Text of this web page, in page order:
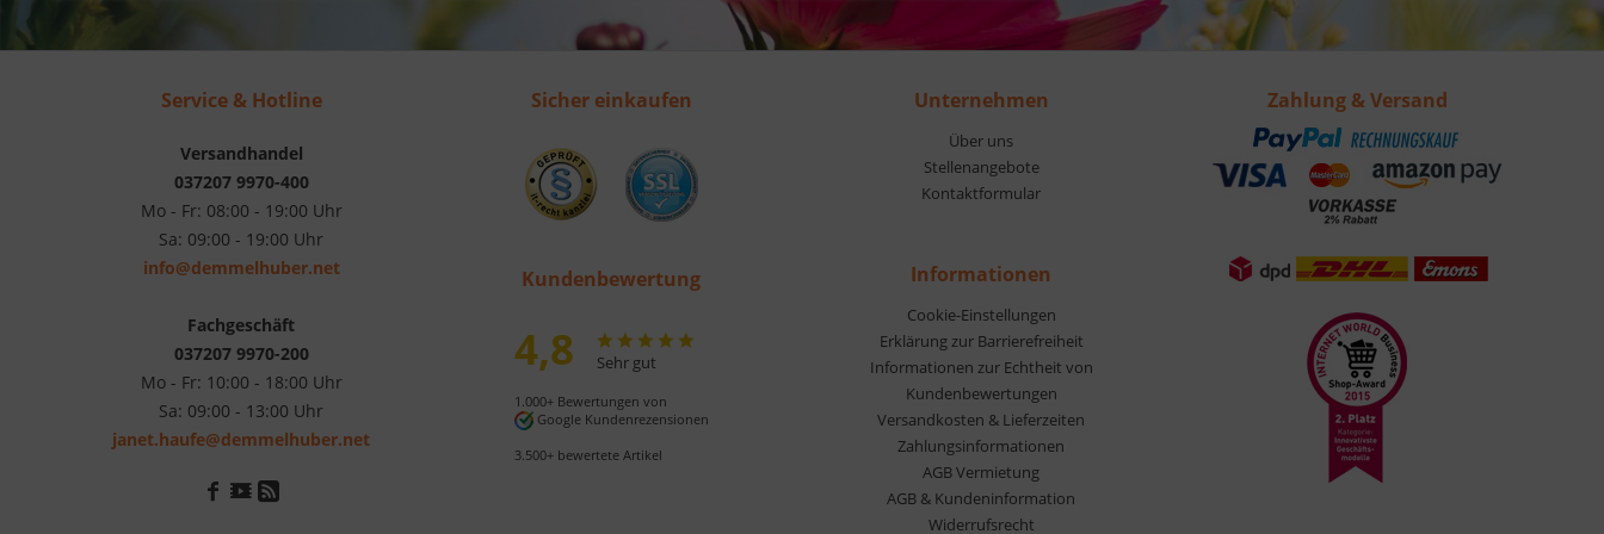
Service & Hotline
Versandhandel
037207 9970-400
Mo - Fr: 08:00 - 19:00 Uhr
Sa: 09:00 - 19:00 Uhr
info@demmelhuber.net
Fachgeschäft
037207 9970-200
Mo - Fr: 10:00 - 18:00 Uhr
Sa: 09:00 - 13:00 Uhr
janet.haufe@demmelhuber.net
Sicher einkaufen
Kundenbewertung
4,8 Sehr gut
1.000+ Bewertungen von
Google Kundenrezensionen
3.500+ bewertete Artikel
Unternehmen
Über uns
Stellenangebote
Kontaktformular
Informationen
Cookie-Einstellungen
Erklärung zur Barrierefreiheit
Informationen zur Echtheit von
Kundenbewertungen
Versandkosten & Lieferzeiten
Zahlungsinformationen
AGB Vermietung
AGB & Kundeninformation
Widerrufsrecht
Zahlung & Versand